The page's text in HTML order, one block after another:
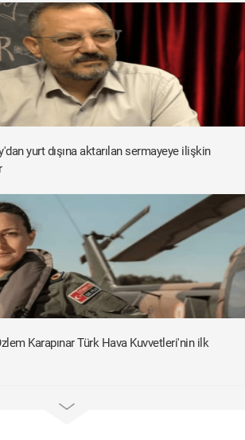
yurt dışına aktarılan sermayeye ilişkin
Karapınar Türk Hava Kuvvetleri'nin ilk